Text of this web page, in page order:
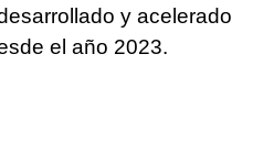
y acelerado
el año 2023.